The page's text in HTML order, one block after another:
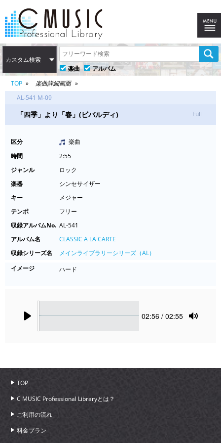
カスタム検索
楽曲
アルバム
TOP
楽曲詳細画面
AL-541 M-09
「四季」より「春」(ビバルディ) Full
区分
楽曲
時間
2:55
ジャンル
ロック
楽器
シンセサイザー
キー
メジャー
テンポ
フリー
収録アルバムNo. AL-541
アルバム名
CLASSIC A LA CARTE
収録シリーズ名
メインライブラリーシリーズ（AL）
イメージ
ハード
Current
02:56 / 02:55
TOP
C MUSIC Professional Libraryとは？
ご利用の流れ
料金プラン